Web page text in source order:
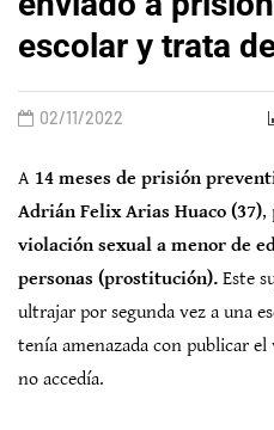
escolar y trata
02/11/2022
A 14 meses de prisión
Adrián Felix Arias Huaco (37),
violación sexual a menor de
personas (prostitución). Este
ultrajar por segunda vez a una
tenía amenazada con publicar
no accedía.